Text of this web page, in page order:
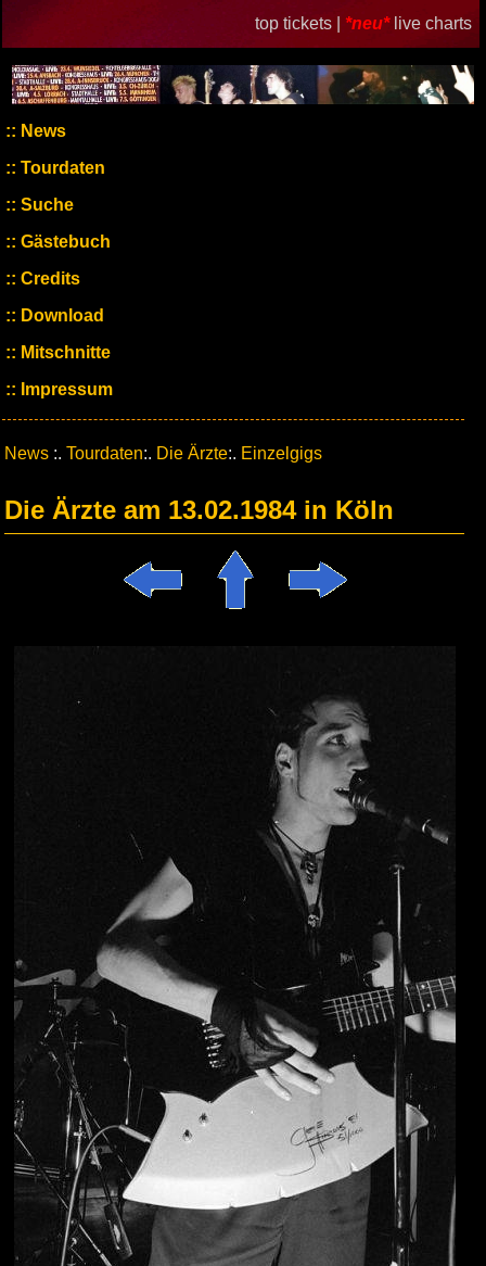
top tickets | *neu* live charts
News
Tourdaten
Suche
Gästebuch
Credits
Download
Mitschnitte
Impressum
News :. Tourdaten:. Die Ärzte:. Einzelgigs
Die Ärzte am 13.02.1984 in Köln